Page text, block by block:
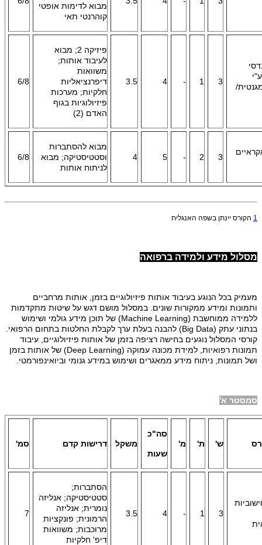
מבוא לדימות אופטי
קוהרנטי תאי
/
3
1
-
4
3.5
פיזיקה 2; מבוא
לעיבוד אותות;
משוואות
דיפרנציאליות
חלקיות; מערכות
פיזיולוגיות בגוף
האדם (2)
6/8
3
2
-
5
4
מבוא להסתברות
וסטטיסטיקה; מבוא
לניתוח אותות
6/8
1 הקורס יינתן בשפה האנגלית
מסלול מידע ולמידה ברפואה
מעמיק בכל הנוגע בעיבוד אותות פיזיולוגיים בזמן, אותות מרחביים
ותמונות ומידע ממקורות שונים. במסלול מושם דגש על שיטות מתקדמות
ללמידה ממוחשבת (Machine Learning) של תוכן מידע גולמי ושימוש
בנתוני עתק ((Big Data להבנה בעלת ערך לקבלת החלטות בתחום הרפואי.
קורסי המסלול נוגעים בחישה רציפה בזמן של אותות פיזיולוגיים, עיבוד
תמונות רפואיות, למידת מכונה עמוקה (Deep Learning) של אותות בזמן
ושל תמונות, ניתוח מידע ממאגרים ושימוש במידע גנומי וביואינפורמטי.
סמסטר א'
ש' ת' מ'
סה"כ
שעות
משקל דרישות קדם סמ'
3
1
-
4
3.5
הסתברות;
סטטיסטיקה; אנליזה
נומרית; אנליזה
הרמונית; פונקציות
מרוכבות; משוואות
דיפ' חלקיות
7